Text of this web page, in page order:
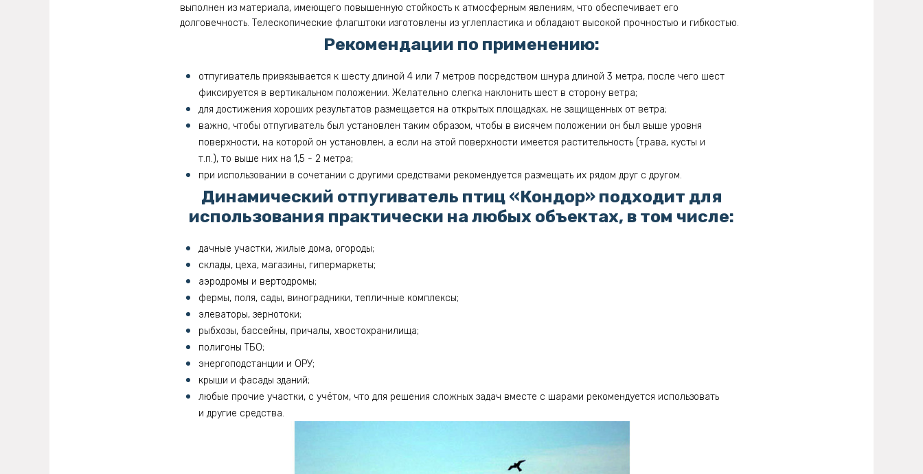
выполнен из материала, имеющего повышенную стойкость к атмосферным явлениям, что обеспечивает его
долговечность. Телескопические флагштоки изготовлены из углепластика и обладают высокой прочностью и гибкостью.
Рекомендации по применению:
отпугиватель привязывается к шесту длиной 4 или 7 метров посредством шнура длиной 3 метра, после чего шест
фиксируется в вертикальном положении. Желательно слегка наклонить шест в сторону ветра;
для достижения хороших результатов размещается на открытых площадках, не защищенных от ветра;
важно, чтобы отпугиватель был установлен таким образом, чтобы в висячем положении он был выше уровня
поверхности, на которой он установлен, а если на этой поверхности имеется растительность (трава, кусты и
т.п.), то выше них на 1,5 - 2 метра;
при использовании в сочетании с другими средствами рекомендуется размещать их рядом друг с другом.
Динамический отпугиватель птиц «Кондор» подходит для
использования практически на любых объектах, в том числе:
дачные участки, жилые дома, огороды;
склады, цеха, магазины, гипермаркеты;
аэродромы и вертодромы;
фермы, поля, сады, виноградники, тепличные комплексы;
элеваторы, зернотоки;
рыбхозы, бассейны, причалы, хвостохранилища;
полигоны ТБО;
энергоподстанции и ОРУ;
крыши и фасады зданий;
любые прочие участки, с учётом, что для решения сложных задач вместе с шарами рекомендуется использовать
и другие средства.